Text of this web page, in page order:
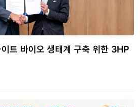
트 바이오 생태계 구축 위한 3HP